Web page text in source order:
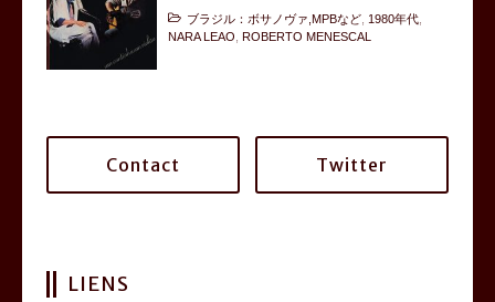
ブラジル：ボサノヴァ,MPBなど 1980年代
NARA LEAO
ROBERTO MENESCAL
Contact Twitter
LIENS